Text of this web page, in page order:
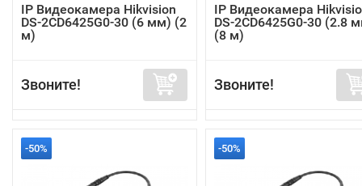
IP Видеокамера Hikvision
DS-2CD6425G0-30 (6 мм) (2
м)
Звоните!
IP Видеокамера
DS-2CD6425G0-30 (2.8
(8 м)
Звоните!
-50% -50%